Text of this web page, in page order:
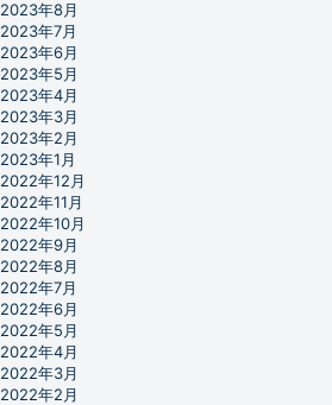
2023年8月
2023年7月
2023年6月
2023年5月
2023年4月
2023年3月
2023年2月
2023年1月
2022年12月
2022年11月
2022年10月
2022年9月
2022年8月
2022年7月
2022年6月
2022年5月
2022年4月
2022年3月
2022年2月